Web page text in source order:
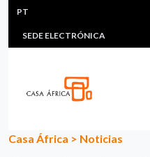
Passar para o conteúdo
HEADER MENU
MULTIMEDIA
SEDE ELECTRÓNICA
PT
Casa África > Noticias